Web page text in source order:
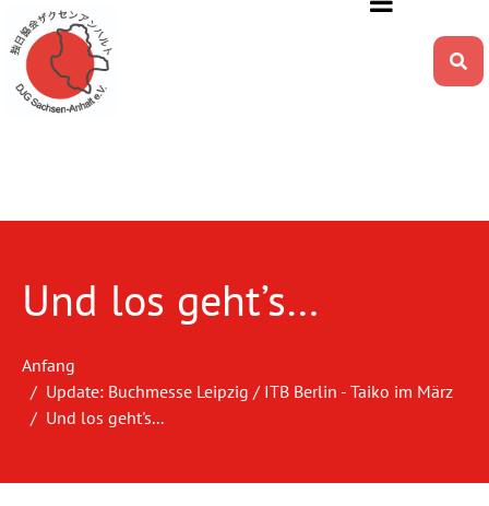
Und los geht’s…
Anfang
Update: Buchmesse Leipzig / ITB Berlin - Taiko im März
Und los geht's...